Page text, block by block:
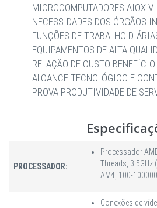
MICROCOMPUTADORES AIOX
NECESSIDADES DOS ÓRGÃOS
FUNÇÕES DE TRABALHO
EQUIPAMENTOS DE ALTA
RELAÇÃO DE CUSTO-
ALCANCE TECNOLÓGICO E
PROVA PRODUTIVIDADE DE
PROCESSADOR:
Processador
Threads, 3.5GHz
AM4, 100-
Conexões de